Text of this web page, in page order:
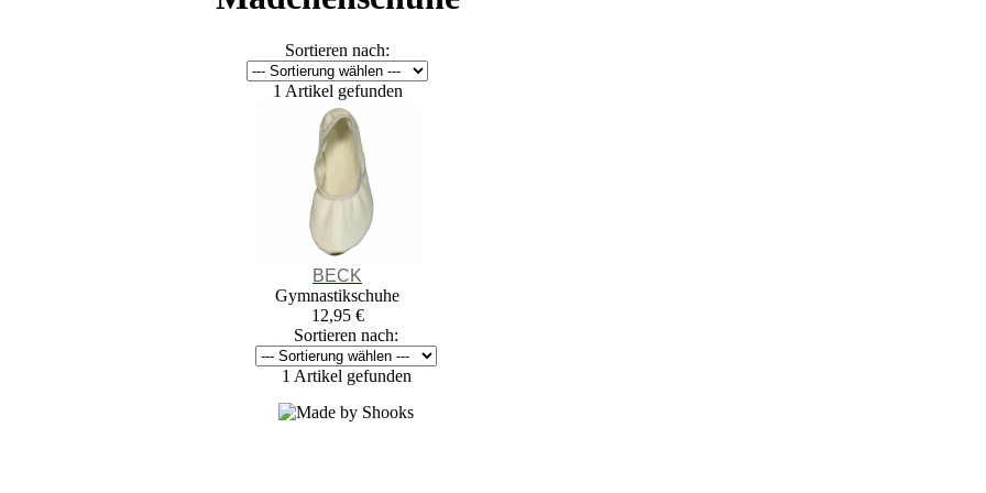
Sortieren nach:
1 Artikel gefunden
BECK
Gymnastikschuhe
12,95 €
Sortieren nach:
1 Artikel gefunden